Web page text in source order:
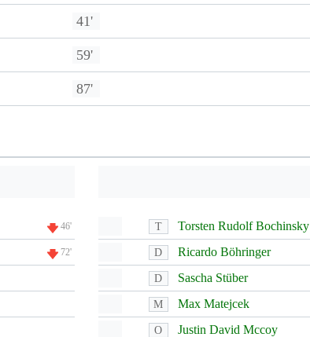
41'
59'
87'
46'
72'
T Torsten Rudolf Bochinsky
D Ricardo Böhringer
D Sascha Stüber
M Max Matejcek
O Justin David Mccoy